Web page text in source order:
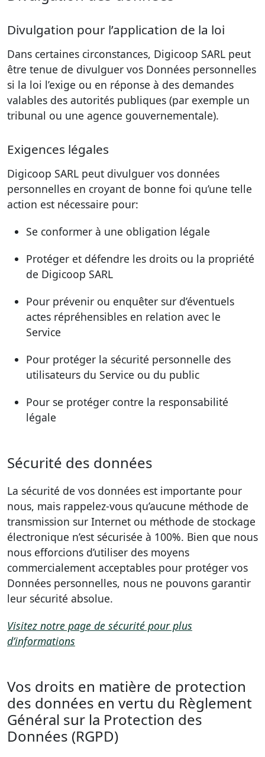
Divulgation pour l’application de la loi
Dans certaines circonstances, Digicoop SARL peut
être tenue de divulguer vos Données personnelles
si la loi l’exige ou en réponse à des demandes
valables des autorités publiques (par exemple un
tribunal ou une agence gouvernementale).
Exigences légales
Digicoop SARL peut divulguer vos données
personnelles en croyant de bonne foi qu’une telle
action est nécessaire pour:
Se conformer à une obligation légale
Protéger et défendre les droits ou la propriété
de Digicoop SARL
Pour prévenir ou enquêter sur d’éventuels
actes répréhensibles en relation avec le
Service
Pour protéger la sécurité personnelle des
utilisateurs du Service ou du public
Pour se protéger contre la responsabilité
légale
Sécurité des données
La sécurité de vos données est importante pour
nous, mais rappelez-vous qu’aucune méthode de
transmission sur Internet ou méthode de stockage
électronique n’est sécurisée à 100%. Bien que nous
nous efforcions d’utiliser des moyens
commercialement acceptables pour protéger vos
Données personnelles, nous ne pouvons garantir
leur sécurité absolue.
Visitez notre page de sécurité pour plus
d’informations
Vos droits en matière de protection
des données en vertu du Règlement
Général sur la Protection des
Données (RGPD)